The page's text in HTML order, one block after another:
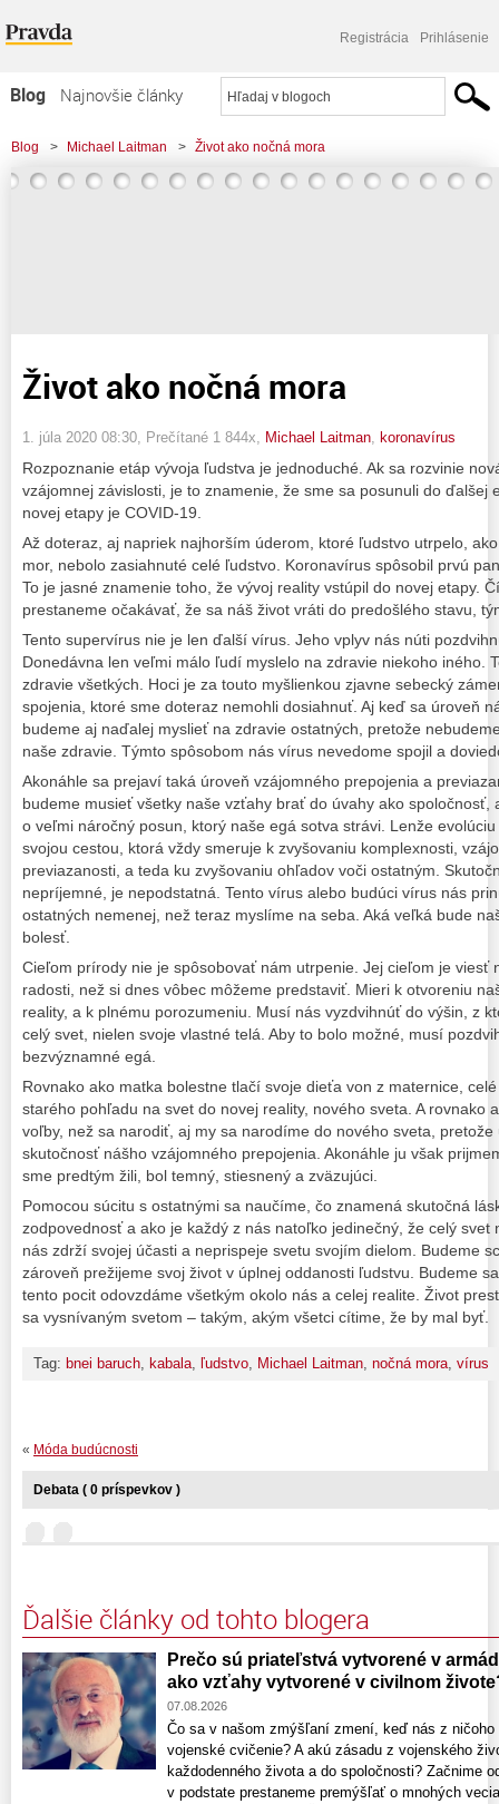
Registrácia Prihlásenie
Blog
Najnovšie články
Najčítanejšie články
Najkomentovanejšie články
Blog > Michael Laitman > Život ako nočná mora
Život ako nočná mora
1. júla 2020 08:30 , Prečítané 1 844x, Michael Laitman koronavírus
Rozpoznanie etáp vývoja ľudstva je jednoduché. Ak sa rozvinie
vzájomnej závislosti, je to znamenie, že sme sa posunuli do ďalšej
novej etapy je COVID-19.
Až doteraz, aj napriek najhorším úderom, ktoré ľudstvo utrpelo,
mor, nebolo zasiahnuté celé ľudstvo. Koronavírus spôsobil prvú
To je jasné znamenie toho, že vývoj reality vstúpil do novej etapy.
prestaneme očakávať, že sa náš život vráti do predošlého stavu,
Tento supervírus nie je len ďalší vírus. Jeho vplyv nás núti
Donedávna len veľmi málo ľudí myslelo na zdravie niekoho iného.
zdravie všetkých. Hoci je za touto myšlienkou zjavne sebecký
spojenia, ktoré sme doteraz nemohli dosiahnuť. Aj keď sa úroveň
budeme aj naďalej myslieť na zdravie ostatných, pretože
naše zdravie. Týmto spôsobom nás vírus nevedome spojil a
Akonáhle sa prejaví taká úroveň vzájomného prepojenia a
budeme musieť všetky naše vzťahy brať do úvahy ako spoločnosť,
o veľmi náročný posun, ktorý naše egá sotva strávi. Lenže
svojou cestou, ktorá vždy smeruje k zvyšovaniu komplexnosti,
previazanosti, a teda ku zvyšovaniu ohľadov voči ostatným.
nepríjemné, je nepodstatná. Tento vírus alebo budúci vírus nás
ostatných nemenej, než teraz myslíme na seba. Aká veľká bude
bolesť.
Cieľom prírody nie je spôsobovať nám utrpenie. Jej cieľom je viesť
radosti, než si dnes vôbec môžeme predstaviť. Mieri k otvoreniu
reality, a k plnému porozumeniu. Musí nás vyzdvihnúť do výšin, z
celý svet, nielen svoje vlastné telá. Aby to bolo možné, musí
bezvýznamné egá.
Rovnako ako matka bolestne tlačí svoje dieťa von z maternice,
starého pohľadu na svet do novej reality, nového sveta. A rovnako
voľby, než sa narodiť, aj my sa narodíme do nového sveta,
skutočnosť nášho vzájomného prepojenia. Akonáhle ju však
sme predtým žili, bol temný, stiesnený a zväzujúci.
Pomocou súcitu s ostatnými sa naučíme, čo znamená skutočná
zodpovednosť a ako je každý z nás natoľko jedinečný, že celý svet
nás zdrží svojej účasti a neprispeje svetu svojím dielom. Budeme
zároveň prežijeme svoj život v úplnej oddanosti ľudstvu. Budeme
tento pocit odovzdáme všetkým okolo nás a celej realite. Život
sa vysnívaným svetom – takým, akým všetci cítime, že by mal byť.
Tag: bnei baruch, kabala, ľudstvo, Michael Laitman, nočná mora, vírus
« Móda budúcnosti
Debata ( 0 príspevkov )
Ďalšie články od tohto blogera
Prečo sú priateľstvá vytvorené v
ako vzťahy vytvorené v civilnom
07.08.2026
Čo sa v našom zmýšľaní zmení, keď nás z
vojenské cvičenie? A akú zásadu z vojenského
každodenného života a do spoločnosti? Začnime
v podstate prestaneme premýšľať o mnohých